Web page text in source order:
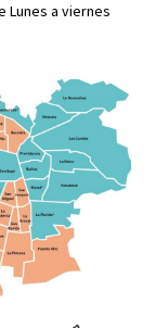
Lunes a viernes